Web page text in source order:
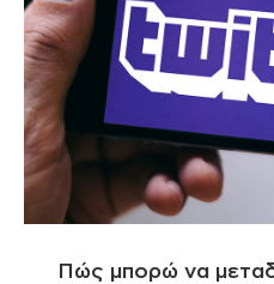
Πώς μπορώ να